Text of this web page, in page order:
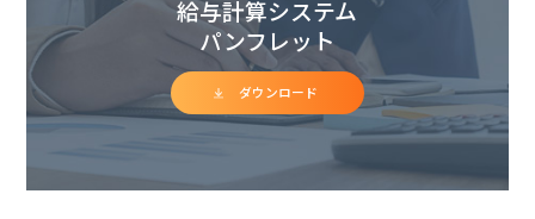
給与計算システム
パンフレット
ダウンロード